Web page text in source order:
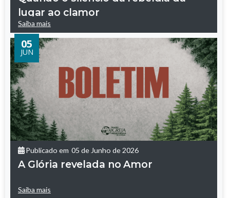
lugar ao clamor
Saiba mais
05
JUN
Publicado em 05 de Junho de 2026
A Glória revelada no Amor
Saiba mais